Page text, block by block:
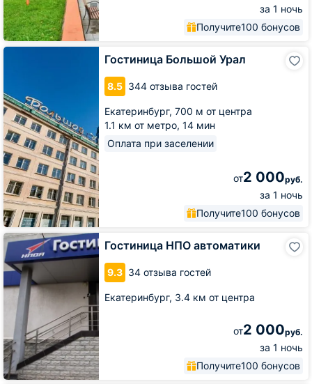
за 1 ночь
Получите100 бонусов
Гостиница Большой Урал
8.5 344 отзыва гостей
Екатеринбург, 700 м от центра
1.1 км от метро, 14 мин
Оплата при заселении
от2 000руб.
за 1 ночь
Получите100 бонусов
Гостиница
Гостиница НПО автоматики
9.3 34 отзыва гостей
Екатеринбург, 3.4 км от центра
от2 000руб.
за 1 ночь
Получите100 бонусов
Гостиница
НПО
автоматики